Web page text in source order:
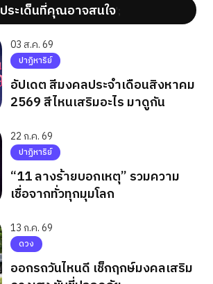
ประเด็นที่คุณอาจสนใจ';
03 ส.ค. 69
ปาฏิหาริย์
อัปเดต สีมงคลประจำเดือนสิงหาคม
2569 สีไหนเสริมอะไร มาดูกัน
22 ก.ค. 69
ปาฏิหาริย์
“11 ลางร้ายบอกเหตุ” รวมความ
เชื่อจากทั่วทุกมุมโลก
13 ก.ค. 69
ดวง
ออกรถวันไหนดี เช็กฤกษ์มงคลเสริม